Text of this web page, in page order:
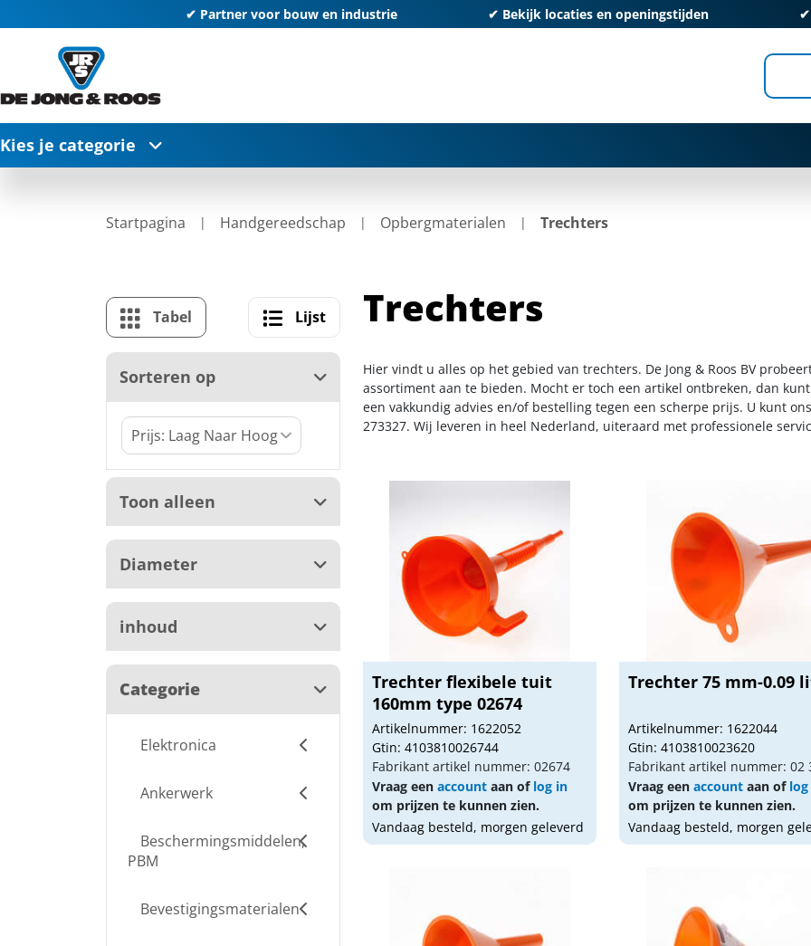
✔ Partner voor bouw en industrie ✔ Bekijk locaties en openingstijden ✔
Kies je categorie
Startpagina Handgereedschap Opbergmaterialen Trechters
Tabel Lijst
Sorteren op
Toon alleen
Diameter
inhoud
Categorie
Elektronica
Ankerwerk
Beschermingsmiddelen,
PBM
Bevestigingsmaterialen
Trechters
Hier vindt u alles op het gebied van trechters. De Jong & Roos BV
assortiment aan te bieden. Mocht er toch een artikel ontbreken, dan
een vakkundig advies en/of bestelling tegen een scherpe prijs. U kunt
273327. Wij leveren in heel Nederland, uiteraard met professionele
Trechter flexibele tuit
160mm type 02674
Artikelnummer: 1622052
Gtin: 4103810026744
Fabrikant artikel nummer: 02674
Vraag een accountaan of log in
om prijzen te kunnen zien.
Vandaag besteld, morgen geleverd
Trechter 75 mm-0.09
Artikelnummer: 1622044
Gtin: 4103810023620
Fabrikant artikel nummer: 02
Vraag eenaccount aan of
om prijzen te kunnen zien.
Vandaag besteld, morgen